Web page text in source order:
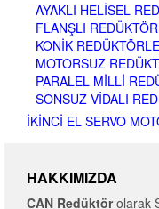
AYAKLI HELISEL
FLANŞLI
KONIK
MOTORSUZ
PARALEL MILLI
SONSUZ VIDALI
İKINCI EL SERVO
HAKKIMIZDA
CAN Redüktörolarak